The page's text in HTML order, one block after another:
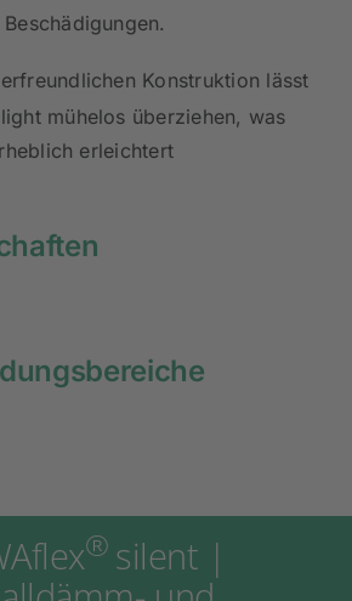
schützt Ihre Rohre effektiv vor
Konstruktion lässt
mühelos überziehen, was
® silent |